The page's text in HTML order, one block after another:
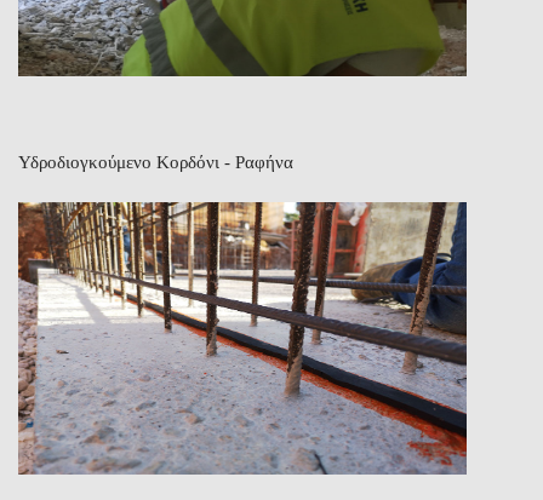
Υδροδιογκούμενο Κορδόνι - Ραφήνα